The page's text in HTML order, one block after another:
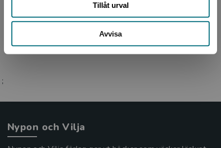
Tillåt urval
Avvisa
böcker om Ödesr...
;
Nypon och Vilja